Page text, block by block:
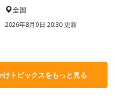
全国
2026年8月9日 20:30更新
トピックスをもっと見る